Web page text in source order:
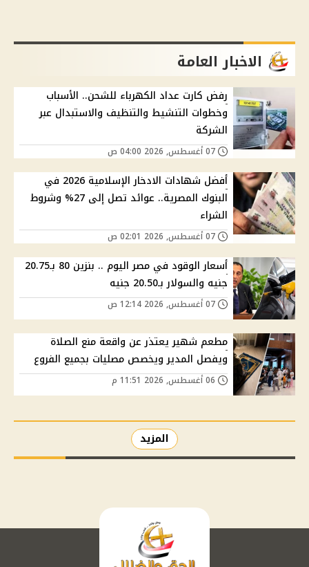
الاخبار العامة
رفض كارت عداد الكهرباء للشحن.. الأسباب
وخطوات التنشيط والتنظيف والاستبدال عبر
الشركة
أفضل شهادات الادخار الإسلامية 2026 في
البنوك المصرية.. عوائد تصل إلى 27% وشروط
الشراء
أسعار الوقود في مصر اليوم .. بنزين 80 بـ20.75
جنيه والسولار بـ20.50 جنيه
مطعم شهير يعتذر عن واقعة منع الصلاة
ويفصل المدير ويخصص مصليات بجميع الفروع
المزيد